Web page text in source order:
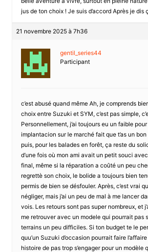
jus de ton choix ! Je suis d’accord Après je dis
21 novembre 2025 à 7h36
gentil_series44
Participant
c’est abusé quand même Ah, je comprends
choix entre Suzuki et SYM, c’est pas simple,
Personnellement, j’ai toujours eu un faible
implantacion sur le marché fait que t’as un
puis, pour les balades en forêt, ça reste du
d’une fois où mon ami avait un petit souci
final, même si la réparation a coûté un peu
regrettè son choix, le bolide a toujours bien
permis de bien se désfouler. Après, c’est vrai
négliger, mais j’ai un peu de mal à me lancer
vois. Les retours sont pas super nombreux, et
me retrouver avec un modele qui pourrait pas
terrains un peu difficiles. Si ton budget te le
quu’un Suzuki d’occasion pourrait faire
histoire de pas trop s’engager pour un modèle